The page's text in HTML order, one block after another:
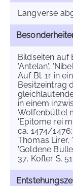
Langverse
Bildseiten auf
'Antelan',
Auf Bl. 1r in
Besitzeintrag
in einem
Wolfenbüttel
'Epitome rei
ca. 1474/
Thomas Lirer,
'Goldene
37, Kofler S.